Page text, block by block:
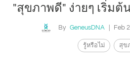
"สุขภาพดี" ง่ายๆ เริ่มต้
By GeneusDNA Feb
รู้หรือไม่ สุข